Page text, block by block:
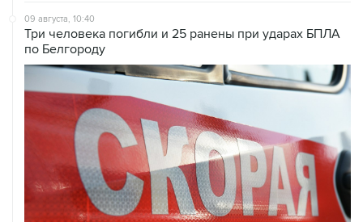
09 августа, 10:40
Три человека погибли и 25 ранены при ударах БПЛА
по Белгороду